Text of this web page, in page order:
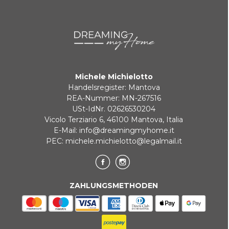
Michele Michielotto
Handelsregister: Mantova
REA-Nummer: MN-267516
USt-IdNr. 02626530204
Vicolo Terziario 6, 46100 Mantova, Italia
E-Mail: info@dreamingmyhome.it
PEC: michele.michielotto@legalmail.it
ZAHLUNGSMETHODEN